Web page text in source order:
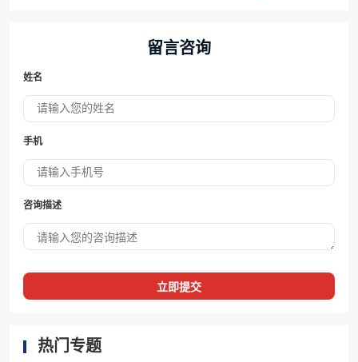
留言咨询
姓名
手机
咨询描述
立即提交
热门专题